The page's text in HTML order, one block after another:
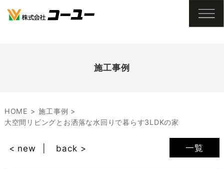
施工事例
HOME
施工事例
大空間リビングとお洒落な水回りで暮らす3LDKの家
一覧
< new back >